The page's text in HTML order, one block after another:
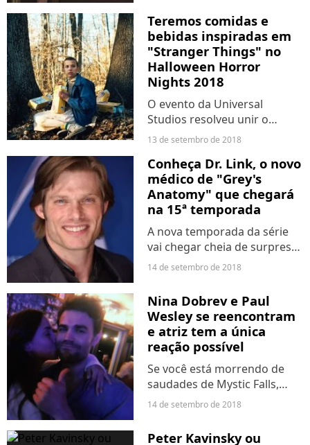
maior trabalhão para tirar o
estudante de lá e, para isso,...
Teremos comidas e
bebidas inspiradas em
"Stranger Things" no
Halloween Horror
Nights 2018
O evento da Universal
Studios resolveu unir o
melhor de dois mundo:
Halloween Horror Nights
2018, serão servidas comidas
e bebidas baseadas em
"Stranger...
13 de setembro de 2018
Conheça Dr. Link, o novo
médico de "Grey's
Anatomy" que chegará
na 15ª temporada
A nova temporada da série
vai chegar cheia de surpresas
e com novos personagens,
mais a trama. Um deles é um
doutor que irá se envolver
com Meredith Grey (Ellen...
14 de setembro de 2018
Nina Dobrev e Paul
Wesley se reencontram
e atriz tem a única
reação possível
Se você está morrendo de
saudades de Mystic Falls,
assim como a gente, vai amar
maravilhoso - com direito a
14 de setembro de 2018
Peter Kavinsky ou